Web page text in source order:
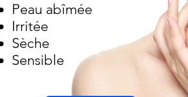
Peau abîmée
Irritée
Sèche
Sensible